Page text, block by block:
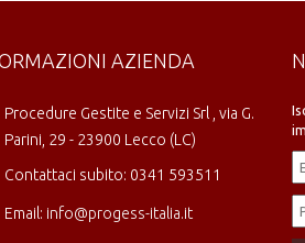
AZIENDA
Procedure Gestite e Servizi Srl , via G.
Parini, 29 - 23900 Lecco (LC)
Contattaci subito: 0341 593511
Email: info@progess-italia.it